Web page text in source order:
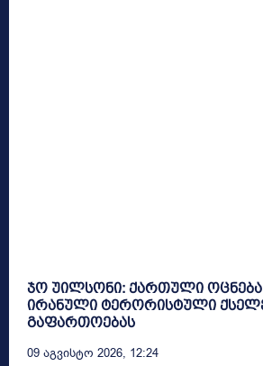
ჯო უილსონი: ქართული ოცნება
ირანული ტერორისტული
გაფართოებას
09 Აგვისტო 2026, 12:24